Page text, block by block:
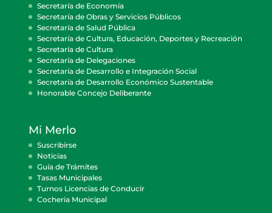
Secretaría de Economía
Secretaría de Obras y Servicios Públicos
Secretaría de Salud Pública
Secretaría de Cultura, Educación, Deportes y Recreación
Secretaría de Cultura
Secretaría de Delegaciones
Secretaría de Desarrollo e Integración Social
Secretaría de Desarrollo Económico Sustentable
Honorable Concejo Deliberante
Mi Merlo
Suscribirse
Noticias
Guía de Trámites
Tasas Municipales
Turnos Licencias de Conducir
Cocheria Municipal